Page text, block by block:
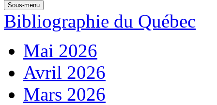
Sous-menu
Bibliographie du Québec
Mai 2026
Avril 2026
Mars 2026